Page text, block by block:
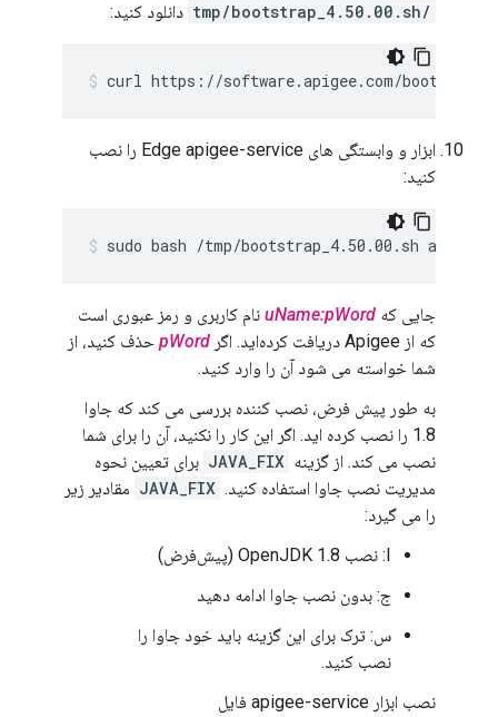
/tmp/bootstrap_4.50.00.sh
دانلود کنید:
curl https://software.apigee.com/
ابزار و وابستگی های Edge apigee-service را نصب
کنید:
sudo bash /tmp/bootstrap_4.50.00.sh
جایی که uName:pWord نام کاربری و رمز عبوری است
که از Apigee دریافت کرده‌اید. اگر
pWord حذف کنید، از
شما خواسته می شود آن را وارد کنید.
به طور پیش فرض، نصب کننده بررسی می کند که جاوا
1.8 را نصب کرده اید. اگر این کار را نکنید، آن را برای شما
نصب می کند. از گزینه JAVA_FIX برای تعیین نحوه
مدیریت نصب جاوا استفاده کنید. JAVA_FIX مقادیر زیر
را می گیرد:
I: نصب OpenJDK 1.8 (پیش‌فرض)
ج: بدون نصب جاوا ادامه دهید
س: ترک برای این گزینه باید خود جاوا را
نصب کنید.
نصب ابزار apigee-service فایل